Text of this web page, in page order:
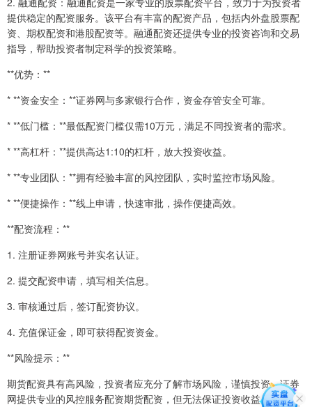
提供稳定的配资服务。该平台有丰富的配资产品，包括内外盘股票配
资、期权配资和港股配资等。融通配资还提供专业的投资咨询和交易
指导，帮助投资者制定科学的投资策略。
**优势：**
* **资金安全：**证券网与多家银行合作，资金存管安全可靠。
* **低门槛：**最低配资门槛仅需10万元，满足不同投资者的需求。
* **高杠杆：**提供高达1:10的杠杆，放大投资收益。
* **专业团队：**拥有经验丰富的风控团队，实时监控市场风险。
* **便捷操作：**线上申请，快速审批，操作便捷高效。
**配资流程：**
1. 注册证券网账号并实名认证。
2. 提交配资申请，填写相关信息。
3. 审核通过后，签订配资协议。
4. 充值保证金，即可获得配资资金。
**风险提示：**
期货配资具有高风险，投资者应充分了解市场风险，谨慎投资。证券
网提供专业的风控服务配资期货配资，但无法保证投资收益。